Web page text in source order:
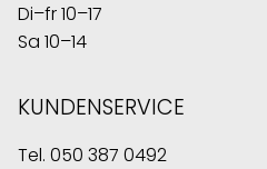
Di–fr 10–17
Sa 10–14
KUNDENSERVICE
Tel. 050 387 0492